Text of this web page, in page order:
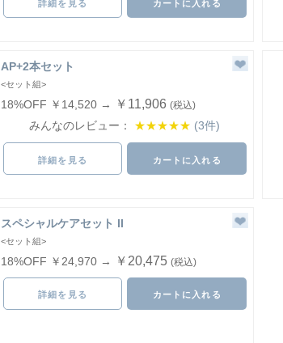
詳細を見る カートに入れる
AP+2本セット
<セット組>
18%OFF ￥14,520 → ￥11,906 (税込)
みんなのレビュー： ★★★★★ (3件)
詳細を見る カートに入れる
スペシャルケアセット II
<セット組>
18%OFF ￥24,970 → ￥20,475 (税込)
詳細を見る カートに入れる